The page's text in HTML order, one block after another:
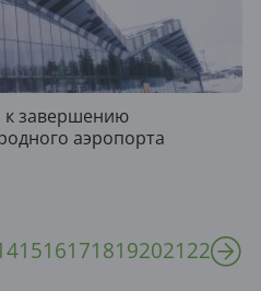
к завершению
аэропорта
1516171819202122